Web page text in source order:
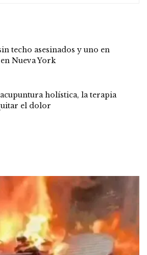
techo asesinados y uno en
Nueva York
holística, la terapia
el dolor